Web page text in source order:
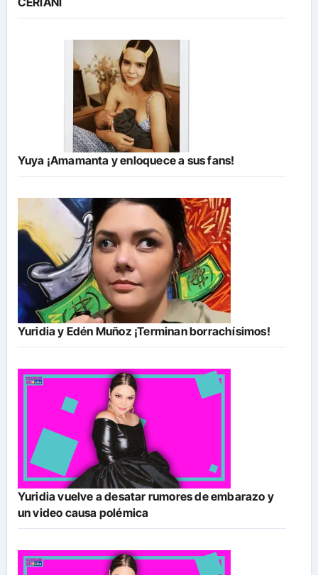
Yuya ¡Amamanta y enloquece a sus fans!
Yuridia y Edén Muñoz ¡Terminan borrachísimos!
Yuridia vuelve a desatar rumores de embarazo y
un video causa polémica